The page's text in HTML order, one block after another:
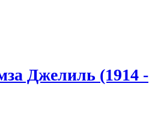
Джелиль (1914 -